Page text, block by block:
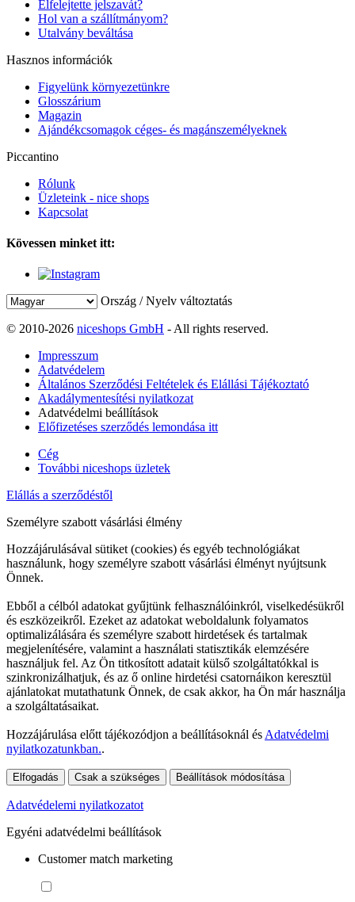
Elfelejtette jelszavát?
Hol van a szállítmányom?
Utalvány beváltása
Hasznos információk
Figyelünk környezetünkre
Glosszárium
Magazin
Ajándékcsomagok céges- és magánszemélyeknek
Piccantino
Rólunk
Üzleteink - nice shops
Kapcsolat
Kövessen minket itt:
Ország / Nyelv változtatás
© 2010-2026 niceshops GmbH - All rights reserved.
Impresszum
Adatvédelem
Általános Szerződési Feltételek és Elállási Tájékoztató
Akadálymentesítési nyilatkozat
Adatvédelmi beállítások
Előfizetéses szerződés lemondása itt
Cég
További niceshops üzletek
Elállás a szerződéstől
Személyre szabott vásárlási élmény
Hozzájárulásával sütiket (cookies) és egyéb technológiákat
használunk, hogy személyre szabott vásárlási élményt nyújtsunk
Önnek.
Ebből a célból adatokat gyűjtünk felhasználóinkról, viselkedésükről
és eszközeikről. Ezeket az adatokat weboldalunk folyamatos
optimalizálására és személyre szabott hirdetések és tartalmak
megjelenítésére, valamint a használati statisztikák elemzésére
használjuk fel. Az Ön titkosított adatait külső szolgáltatókkal is
szinkronizálhatjuk, és az ő online hirdetési csatornáikon keresztül
ajánlatokat mutathatunk Önnek, de csak akkor, ha Ön már használja
a szolgáltatásaikat.
Hozzájárulása előtt tájékozódjon a beállításoknál és Adatvédelmi
nyilatkozatunkban..
Elfogadás Csak a szükséges Beállítások módosítása
Adatvédelemi nyilatkozatot
Egyéni adatvédelmi beállítások
Customer match marketing